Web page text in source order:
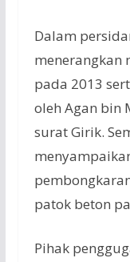
Dalam
menerangkan
pada 2013
oleh Agan bin
surat Girik.
patok beton
Pihak